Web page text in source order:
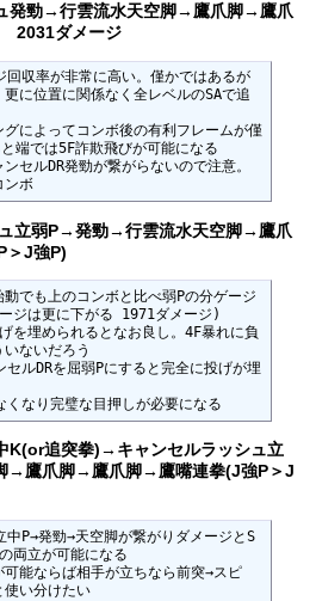
発勁→行雲流水天空脚→鷹爪脚→鷹爪
2031ダメージ
回収率が非常に高い。僅かではあるが
に位置に関係なく全レベルのSAで追
によってコンボ後の有利フレームが僅
端では5F詐欺飛びが可能になる
セルDR発勁が繋がらないので注意。
ンボ
立弱P→発勁→行雲流水天空脚→鷹爪
J強P)
でも上のコンボと比べ弱Pの分ゲージ
ジは更に下がる 1971ダメージ)
を埋められるとなお良し。4F暴れに負
ないだろう
ルDRを屈弱Pにすると完全に投げが埋
くなり完璧な目押しが必要になる
追突拳)→キャンセルラッシュ立
→鷹爪脚→鷹爪脚→鷹嘴連拳(J強P＞J
中P→発勁→天空脚が繋がりダメージとS
両立が可能になる
能ならば相手が立ちなら前突→スピ
使い分けたい